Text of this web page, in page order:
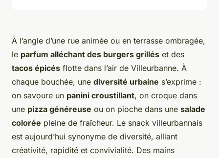
À l’angle d’une rue animée ou en terrasse ombragée,
le parfum alléchant des burgers grillés et des
tacos épicés flotte dans l’air de Villeurbanne. À
chaque bouchée, une diversité urbaine s’exprime :
on savoure un panini croustillant, on croque dans
une pizza généreuse ou on pioche dans une salade
colorée pleine de fraîcheur. Le snack villeurbannais
est aujourd’hui synonyme de diversité, alliant
créativité, rapidité et convivialité. Des mains